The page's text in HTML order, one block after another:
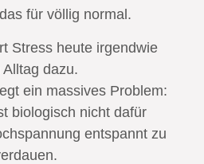
für völlig normal.
Stress heute irgendwie
Alltag dazu.
ein massives Problem:
biologisch nicht dafür
entspannt zu